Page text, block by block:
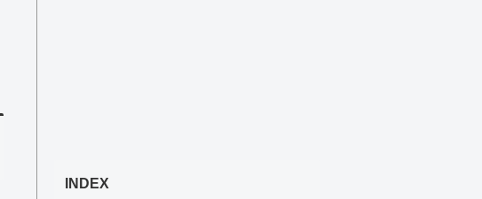
INDEX